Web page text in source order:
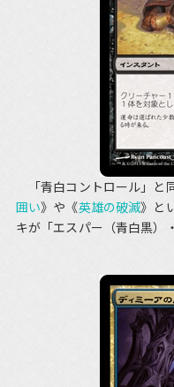
「青白コントロール」と
囲い》や《英雄の破滅》と
キが「エスパー（青白黒）